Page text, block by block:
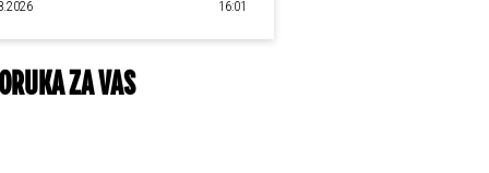
16:01
ZA VAS